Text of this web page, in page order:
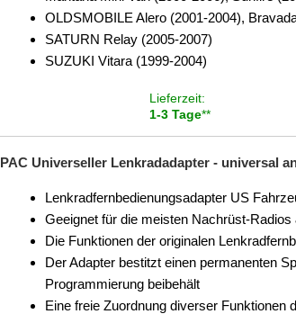
OLDSMOBILE Alero (2001-2004),
SATURN Relay (2005-2007)
SUZUKI Vitara (1999-2004)
Lieferzeit:
1-3 Tage**
PAC Universeller Lenkradadapter - universal
Lenkradfernbedienungsadapter US
Geeignet für die meisten Nachrüst-Radios
Die Funktionen der originalen
Der Adapter bestitzt einen permanenten
Programmierung beibehält
Eine freie Zuordnung diverser Funktionen